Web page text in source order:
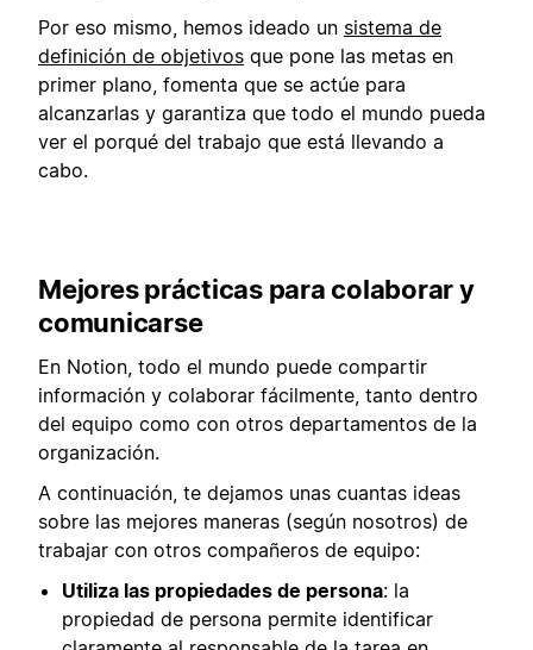
Por eso mismo, hemos ideado un sistema de
definición de objetivos que pone las metas en
primer plano, fomenta que se actúe para
alcanzarlas y garantiza que todo el mundo pueda
ver el porqué del trabajo que está llevando a
cabo.
Mejores prácticas para colaborar y
comunicarse
En Notion, todo el mundo puede compartir
información y colaborar fácilmente, tanto dentro
del equipo como con otros departamentos de la
organización.
A continuación, te dejamos unas cuantas ideas
sobre las mejores maneras (según nosotros) de
trabajar con otros compañeros de equipo:
Utiliza las propiedades de persona: la
propiedad de persona permite identificar